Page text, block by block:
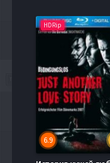
HDRip
6.9